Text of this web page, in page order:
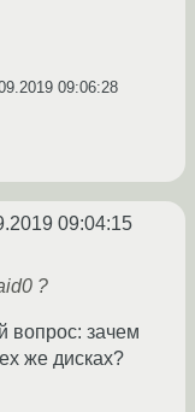
09:06:28
09:04:15
?
вопрос: зачем
же дисках?